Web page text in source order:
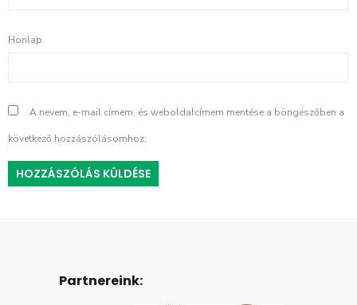
Honlap
A nevem, e-mail címem, és weboldalcímem mentése a böngészőben a
következő hozzászólásomhoz.
Partnereink: